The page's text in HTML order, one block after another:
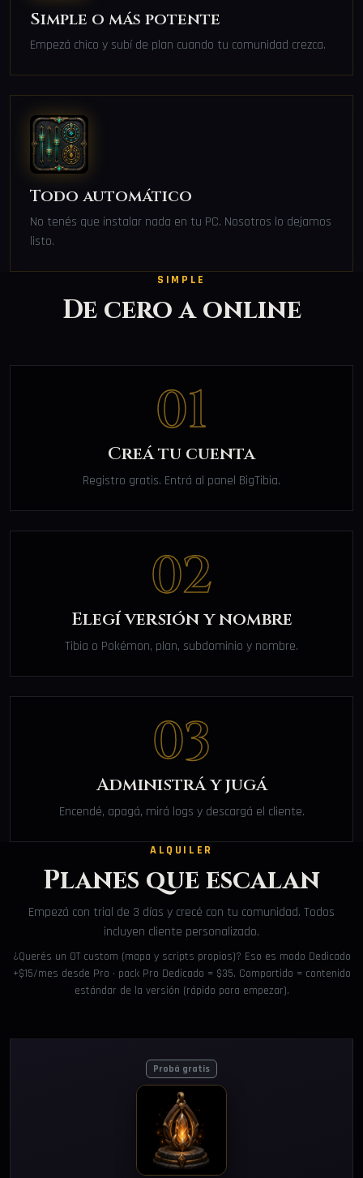
Simple o más potente
Empezá chico y subí de plan cuando tu comunidad crezca.
Todo automático
No tenés que instalar nada en tu PC. Nosotros lo dejamos
listo.
SIMPLE
De cero a online
01
Creá tu cuenta
Registro gratis. Entrá al panel BigTibia.
02
Elegí versión y nombre
Tibia o Pokémon, plan, subdominio y nombre.
03
Administrá y jugá
Encendé, apagá, mirá logs y descargá el cliente.
ALQUILER
Planes que escalan
Empezá con trial de 3 días y crecé con tu comunidad. Todos
incluyen cliente personalizado.
¿Querés un OT custom (mapa y scripts propios)? Eso es modo Dedicado
+$15/mes desde Pro · pack Pro Dedicado = $35. Compartido = contenido
estándar de la versión (rápido para empezar).
Probá gratis